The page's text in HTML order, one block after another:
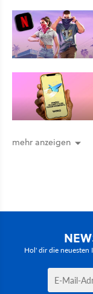
mehr anzeigen
Hol' dir die neuesten